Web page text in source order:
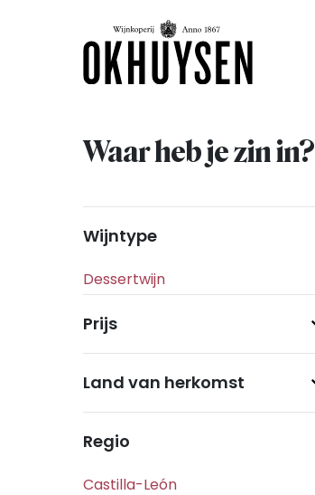
Waar heb je zin in?
Wijntype
Prijs
Land van herkomst
Regio